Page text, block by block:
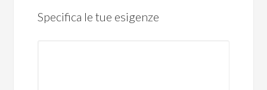
Specifica le tue esigenze